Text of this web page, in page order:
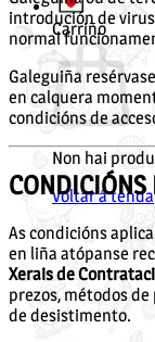
Carriño
Non hai
Voltar á tenda
introdución de
normal
Galeguiña
en calquera
condicións de
CONDICIÓNS
As condicións
en liña atópanse
Xerais de
prezos, métodos
de desistimento.